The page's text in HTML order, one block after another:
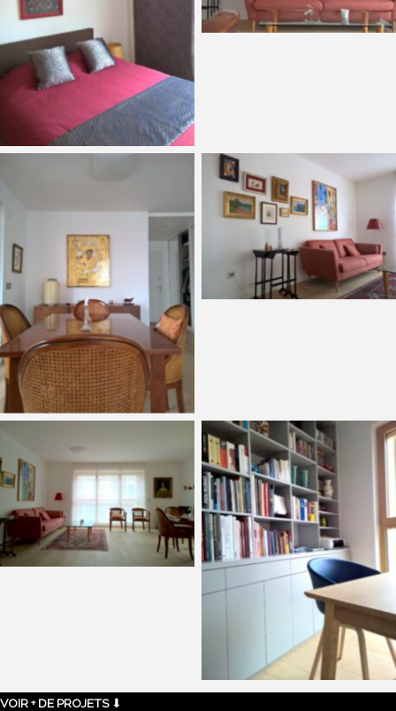
Aucune légende
Aucune légende
Aucune légende
Aucune légende
Aucune légende
VOIR + DE PROJETS ⬇